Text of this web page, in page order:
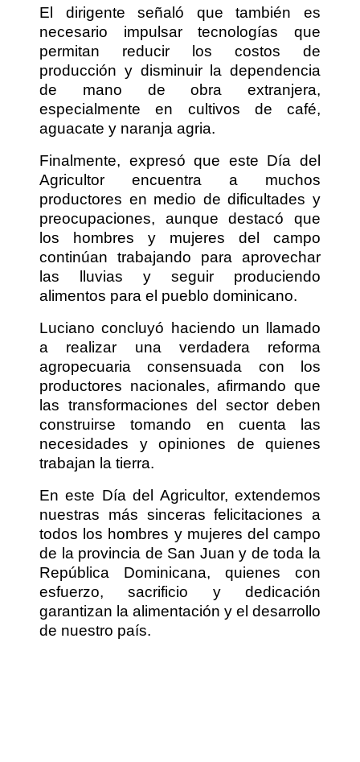
El dirigente señaló que también es
necesario impulsar tecnologías que
permitan reducir los costos de
producción y disminuir la dependencia
de mano de obra extranjera,
especialmente en cultivos de café,
aguacate y naranja agria.
Finalmente, expresó que este Día del
Agricultor encuentra a muchos
productores en medio de dificultades y
preocupaciones, aunque destacó que
los hombres y mujeres del campo
continúan trabajando para aprovechar
las lluvias y seguir produciendo
alimentos para el pueblo dominicano.
Luciano concluyó haciendo un llamado
a realizar una verdadera reforma
agropecuaria consensuada con los
productores nacionales, afirmando que
las transformaciones del sector deben
construirse tomando en cuenta las
necesidades y opiniones de quienes
trabajan la tierra.
En este Día del Agricultor, extendemos
nuestras más sinceras felicitaciones a
todos los hombres y mujeres del campo
de la provincia de San Juan y de toda la
República Dominicana, quienes con
esfuerzo, sacrificio y dedicación
garantizan la alimentación y el desarrollo
de nuestro país.